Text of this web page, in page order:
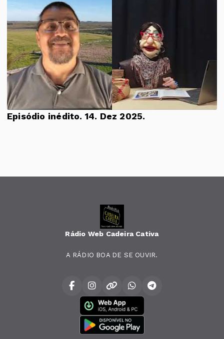
Episódio inédito. 14. Dez 2025.
Rádio Web Cadeira Cativa
A RÁDIO BOA DE SE OUVIR.